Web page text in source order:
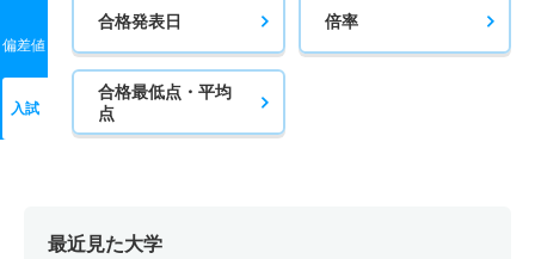
偏差値
入試
合格発表日 倍率
合格最低点・平均
点
最近見た大学